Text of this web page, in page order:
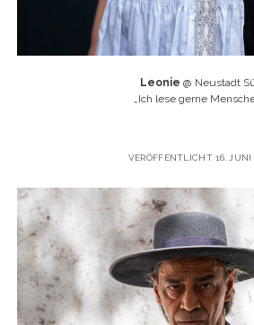
Leonie @ Neustadt
Ich lese gerne
VERÖFFENTLICHT 16. JUNI